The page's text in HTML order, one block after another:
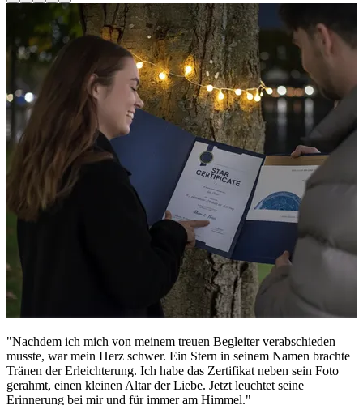
"Nachdem ich mich von meinem treuen Begleiter verabschieden
musste, war mein Herz schwer. Ein Stern in seinem Namen brachte
Tränen der Erleichterung. Ich habe das Zertifikat neben sein Foto
gerahmt, einen kleinen Altar der Liebe. Jetzt leuchtet seine
Erinnerung bei mir und für immer am Himmel."